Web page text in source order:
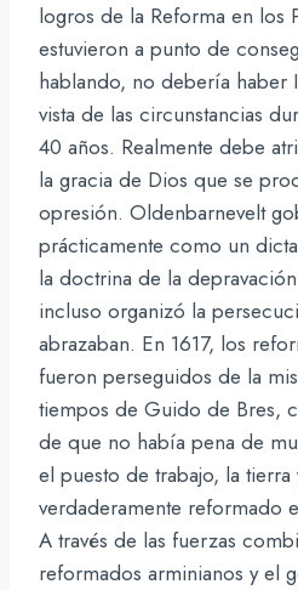
logros de la Reforma en los
estuvieron a punto de
hablando, no debería haber
vista de las circunstancias
40 años. Realmente debe
la gracia de Dios que se
opresión. Oldenbarnevelt
prácticamente como un
la doctrina de la
incluso organizó la
abrazaban. En 1617, los
fueron perseguidos de la
tiempos de Guido de Bres,
de que no había pena de
el puesto de trabajo, la
verdaderamente reformado
A través de las fuerzas
reformados arminianos y el